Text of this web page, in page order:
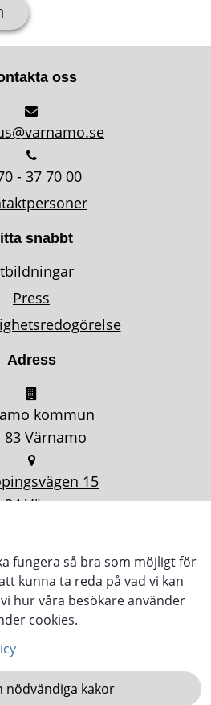
fungera så bra som möjligt för
kunna ta reda på vad vi kan
hur våra besökare använder
cookies.
nödvändiga kakor
oss
- 37 70 00
snabbt
Press
Adress
kommun
83 Värnamo
15
34 Värnamo